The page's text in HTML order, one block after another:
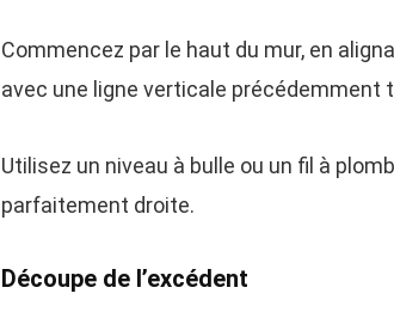
Commencez par le haut du mur, en
avec une ligne verticale précédemment
Utilisez un niveau à bulle ou un fil à
parfaitement droite.
Découpe de l’excédent